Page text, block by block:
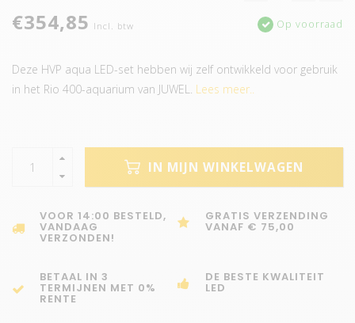
€354,85 Incl. btw Op voorraad
Deze HVP aqua LED-set hebben wij zelf ontwikkeld voor gebruik
in het Rio 400-aquarium van JUWEL. Lees meer..
IN MIJN WINKELWAGEN
VOOR 14:00 BESTELD,
VANDAAG
VERZONDEN!
GRATIS VERZENDING
VANAF € 75,00
BETAAL IN 3
TERMIJNEN MET 0%
RENTE
DE BESTE KWALITEIT
LED